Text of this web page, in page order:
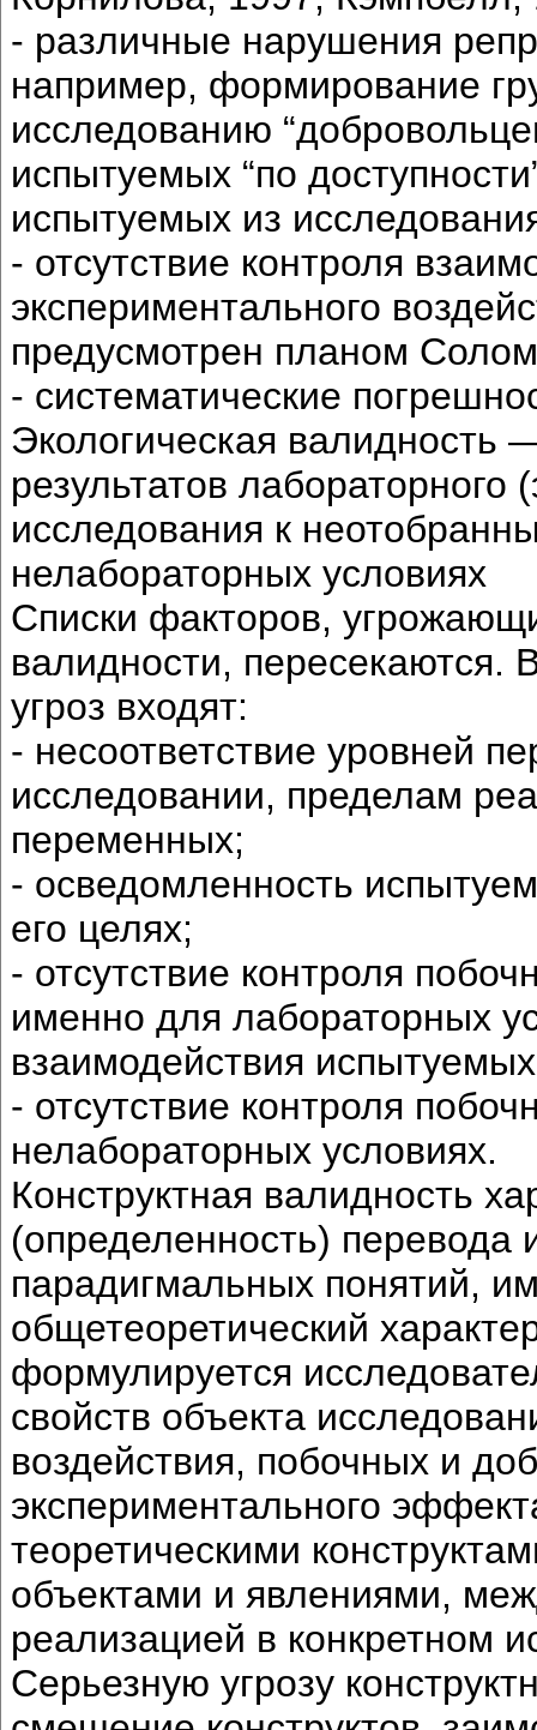
- различные нарушения
например, формирование
исследованию
испытуемых “по
испытуемых из
- отсутствие контроля
экспериментального
предусмотрен планом
- систематические
Экологическая валидность
результатов лабораторного
исследования к
нелабораторных условиях
Списки факторов,
валидности, пересекаются.
угроз входят:
- несоответствие уровней
исследовании, пределам
переменных;
- осведомленность
его целях;
- отсутствие контроля
именно для лабораторных
взаимодействия
- отсутствие контроля
нелабораторных условиях.
Конструктная валидность
(определенность) перевода
парадигмальных понятий,
общетеоретический
формулируется
свойств объекта
воздействия, побочных и
экспериментального
теоретическими
объектами и явлениями,
реализацией в конкретном
Серьезную угрозу